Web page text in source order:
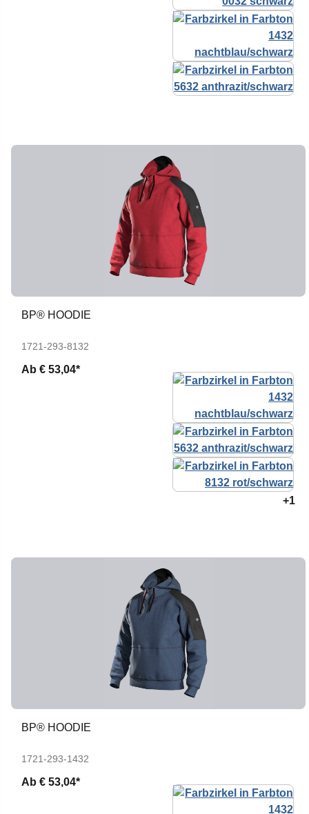
BP® HOODIE
1721-293-8132
Ab € 53,04*
+1
BP® HOODIE
1721-293-1432
Ab € 53,04*